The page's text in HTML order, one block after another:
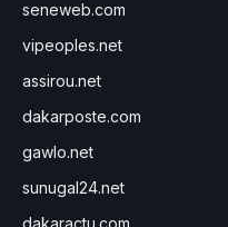
seneweb.com
vipeoples.net
assirou.net
dakarposte.com
gawlo.net
sunugal24.net